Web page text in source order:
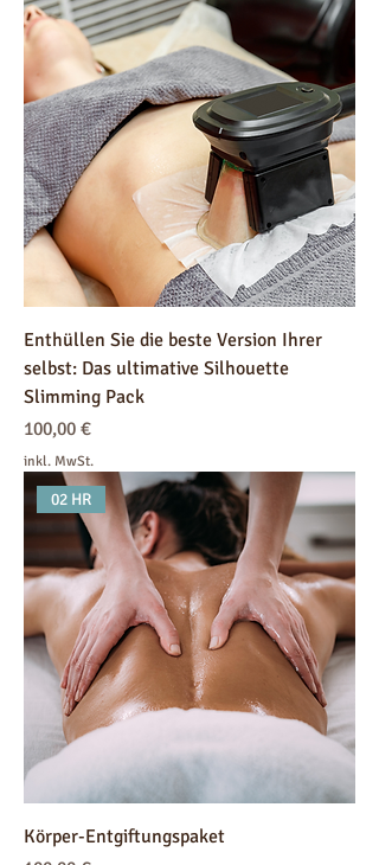
Enthüllen Sie die beste Version Ihrer
selbst: Das ultimative Silhouette
Slimming Pack
Preis
100,00 €
inkl. MwSt.
02 HR
Körper-Entgiftungspaket